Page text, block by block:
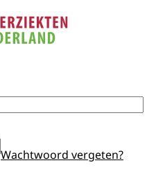
Wachtwoord vergeten?